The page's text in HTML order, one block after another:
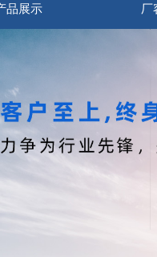
品展示 厂